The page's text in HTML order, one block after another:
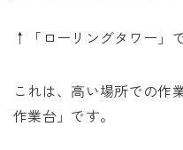
↑「ローリングタワー」で
これは、高い場所での作
作業台」です。